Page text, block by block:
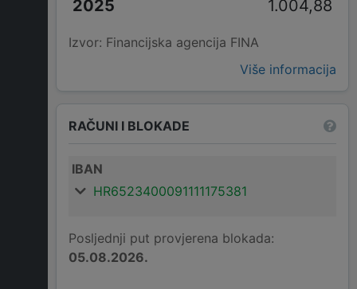
1.004,88
Izvor: Financijska agencija FINA
Više informacija
RAČUNI I BLOKADE
IBAN
HR6523400091111175381
Posljednji put provjerena blokada:
05.08.2026.